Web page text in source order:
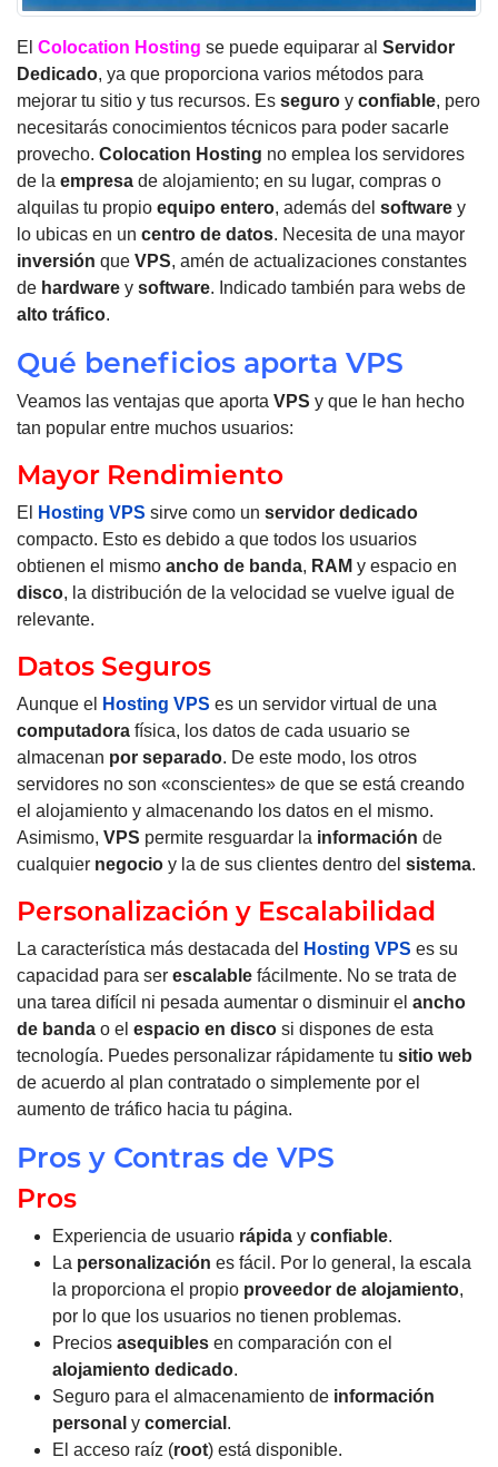
El Colocation Hosting se puede equiparar al Servidor
Dedicado, ya que proporciona varios métodos para
mejorar tu sitio y tus recursos. Es seguro y confiable, pero
necesitarás conocimientos técnicos para poder sacarle
provecho. Colocation Hosting no emplea los servidores
de la empresa de alojamiento; en su lugar, compras o
alquilas tu propio equipo entero, además del software y
lo ubicas en un centro de datos. Necesita de una mayor
inversión que VPS, amén de actualizaciones constantes
de hardware y software. Indicado también para webs de
alto tráfico.
Qué beneficios aporta VPS
Veamos las ventajas que aporta VPS y que le han hecho
tan popular entre muchos usuarios:
Mayor Rendimiento
El Hosting VPS sirve como un servidor dedicado
compacto. Esto es debido a que todos los usuarios
obtienen el mismo ancho de banda, RAM y espacio en
disco, la distribución de la velocidad se vuelve igual de
relevante.
Datos Seguros
Aunque el Hosting VPS es un servidor virtual de una
computadora física, los datos de cada usuario se
almacenan por separado. De este modo, los otros
servidores no son «conscientes» de que se está creando
el alojamiento y almacenando los datos en el mismo.
Asimismo, VPS permite resguardar la información de
cualquier negocio y la de sus clientes dentro del sistema.
Personalización y Escalabilidad
La característica más destacada del Hosting VPS es su
capacidad para ser escalable fácilmente. No se trata de
una tarea difícil ni pesada aumentar o disminuir el ancho
de banda o el espacio en disco si dispones de esta
tecnología. Puedes personalizar rápidamente tu sitio web
de acuerdo al plan contratado o simplemente por el
aumento de tráfico hacia tu página.
Pros y Contras de VPS
Pros
Experiencia de usuario rápida y confiable.
La personalización es fácil. Por lo general, la escala
la proporciona el propio proveedor de alojamiento,
por lo que los usuarios no tienen problemas.
Precios asequibles en comparación con el
alojamiento dedicado.
Seguro para el almacenamiento de información
personal y comercial .
El acceso raíz (root) está disponible.